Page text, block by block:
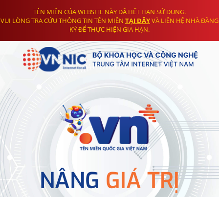
TÊN MIỀN CỦA WEBSITE NÀY ĐÃ HẾT HẠN SỬ DỤNG.
VUI LÒNG TRA CỨU THÔNG TIN TÊN MIỀN TẠI ĐÂYVÀ LIÊN HỆ NHÀ ĐĂNG
KÝ ĐỂ THỰC HIỆN GIA HẠN.
NÂNG GIÁ TRỊ